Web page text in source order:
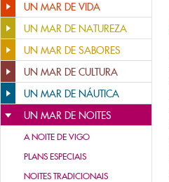
UN MAR DE VIDA
UN MAR DE NATUREZA
UN MAR DE SABORES
UN MAR DE CULTURA
UN MAR DE NÁUTICA
UN MAR DE NOITES
A NOITE DE VIGO
PLANS ESPECIAIS
NOITES TRADICIONAIS